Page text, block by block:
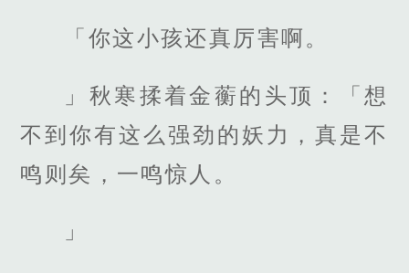
「你这小孩还真厉害啊。
」秋寒揉着金蘅的头顶：「想
不到你有这么强劲的妖力，真是不
鸣则矣，一鸣惊人。
」